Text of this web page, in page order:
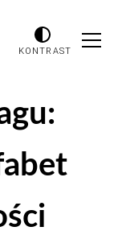
KONTRAST